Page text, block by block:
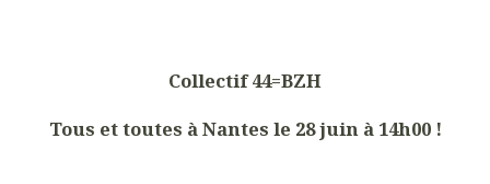
Collectif 44=BZH
Tous et toutes à Nantes le 28 juin à 14h00 !